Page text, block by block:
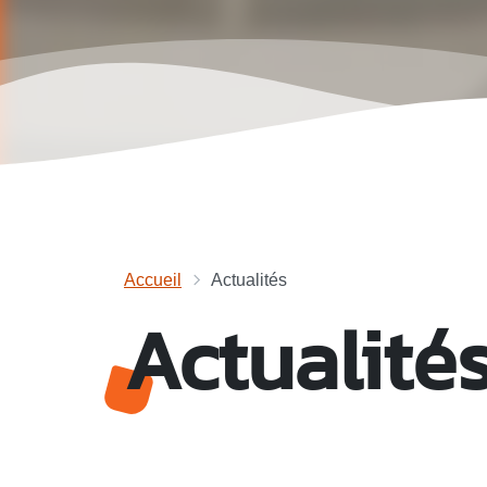
Accueil Actualités